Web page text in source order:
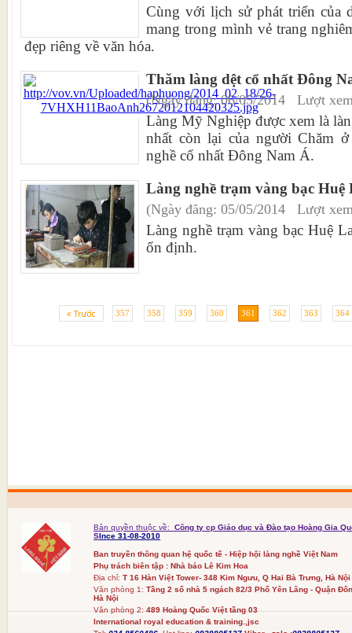
Cùng với lịch sử phát triển của
mang trong mình vẻ trang
đẹp riêng về văn hóa.
Thăm làng dệt cổ nhất Đông
(Ngày đăng: 06/05/2014 Lượt
Làng Mỹ Nghiệp được xem là
nhất còn lại của người Chăm
nghề cổ nhất Đông Nam Á.
Làng nghề trạm vàng bạc Huệ
(Ngày đăng: 05/05/2014 Lượt
Làng nghề trạm vàng bạc Huệ
ổn định.
357 358 359 360 361 362 363 364
Bản quyền thuộc về:
Công ty cp Giáo dục và Đào tạo Hoàng Gia
SInce 31-08-2010
Ban truyền thông quan hệ quốc tế - Hiệp hội làng nghề Việt Nam
Phụ trách biên tập : Nhà báo Lê Kim Hoa
Địa chỉ: T 16 Hàn Việt Tower- 348 Kim Ngưu, Q Hai Bà Trưng, Hà Nội
Văn phòng 1:Tầng 2 số nhà 5 ngách 82/3 Phố Yên Lãng - Quận
Hà Nội
Văn phòng 2:489 Hoàng Quốc Việt tầng 03
International royal education & training.,jsc